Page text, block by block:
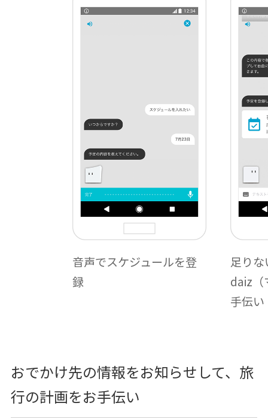
音声でスケジュールを登
録
足り
daiz（
手伝い
おでかけ先の情報をお知らせして、旅
行の計画をお手伝い